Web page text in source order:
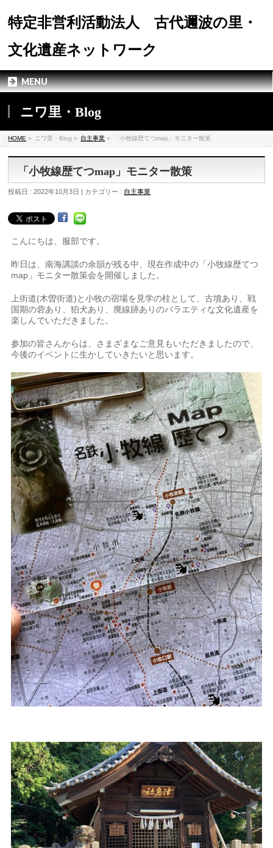
特定非営利活動法人 古代邇波の里・
文化遺産ネットワーク
MENU
ニワ里・Blog
HOME » ニワ里・Blog » 自主事業 » 「小牧線歴てつmap」モニター散策
「小牧線歴てつmap」モニター散策
投稿日 : 2022年10月3日 | カテゴリー : 自主事業
こんにちは、服部です。
昨日は、南海講談の余韻が残る中、現在作成中の「小牧線歴てつ
map」モニター散策会を開催しました。
上街道(木曽街道)と小牧の宿場を見学の柱として、古墳あり、戦
国期の砦あり、狛犬あり、廃線跡ありのバラエティな文化遺産を
楽しんでいただきました。
参加の皆さんからは、さまざまなご意見もいただきましたので、
今後のイベントに生かしていきたいと思います。